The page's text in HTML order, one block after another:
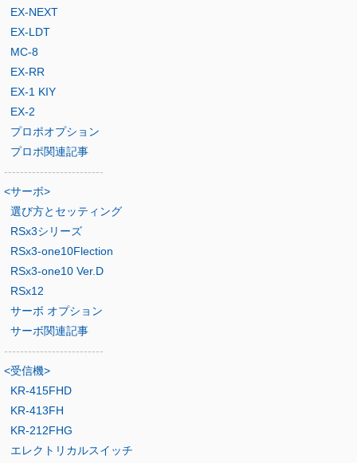
EX-NEXT
EX-LDT
MC-8
EX-RR
EX-1 KIY
EX-2
プロポオプション
プロポ関連記事
-------------------------
<サーボ>
選び方とセッティング
RSx3シリーズ
RSx3-one10Flection
RSx3-one10 Ver.D
RSx12
サーボ オプション
サーボ関連記事
-------------------------
<受信機>
KR-415FHD
KR-413FH
KR-212FHG
エレクトリカルスイッチ